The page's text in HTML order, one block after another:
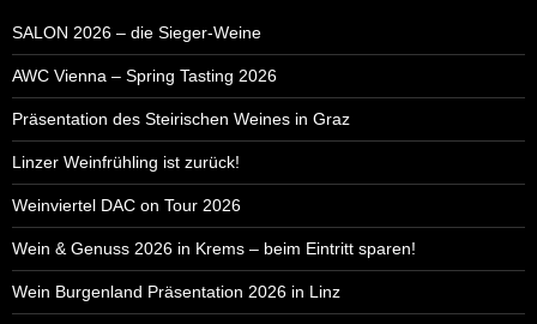
SALON 2026 – die Sieger-Weine
AWC Vienna – Spring Tasting 2026
Präsentation des Steirischen Weines in Graz
Linzer Weinfrühling ist zurück!
Weinviertel DAC on Tour 2026
Wein & Genuss 2026 in Krems – beim Eintritt sparen!
Wein Burgenland Präsentation 2026 in Linz